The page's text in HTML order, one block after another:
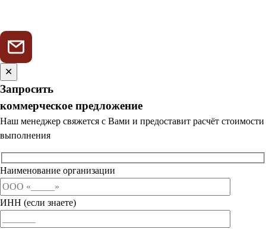
✕
Запросить
коммерческое предложение
Наш менеджер свяжется с Вами и предоставит расчёт стоимости
выполнения
Наименование организации
ИНН (если знаете)